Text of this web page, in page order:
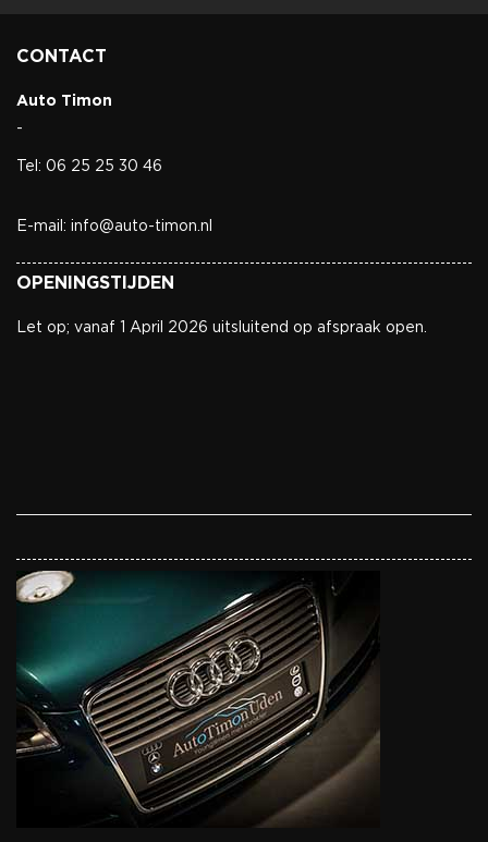
CONTACT
Auto Timon
-
Tel: 06 25 25 30 46
E-mail: info@auto-timon.nl
OPENINGSTIJDEN
Let op; vanaf 1 April 2026 uitsluitend op afspraak open.